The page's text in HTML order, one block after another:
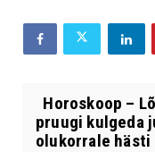
Horoskoop –
pruugi kulgeda
olukorrale hästi